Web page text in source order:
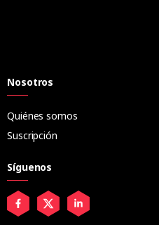
Nosotros
Quiénes somos
Suscripción
Síguenos